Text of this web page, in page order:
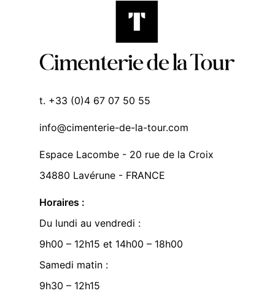
t. +33 (0)4 67 07 50 55
info@cimenterie-de-la-tour.com
Espace Lacombe - 20 rue de la Croix
34880 Lavérune - FRANCE
Horaires :
Du lundi au vendredi :
9h00 – 12h15 et 14h00 – 18h00
Samedi matin :
9h30 – 12h15